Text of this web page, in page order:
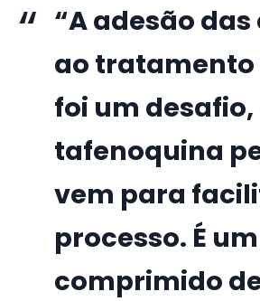
“A adesão
ao tratamento
foi um desafio,
tafenoquina
vem para
processo. É um
comprimido